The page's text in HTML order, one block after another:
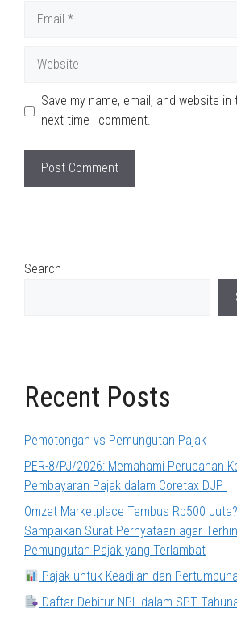
Save my name, email, and website
next time I comment.
Search
Recent Posts
Pemotongan vs Pemungutan Pajak
PER-8/PJ/2026: Memahami Perubahan
Pembayaran Pajak dalam Coretax DJP
Omzet Marketplace Tembus Rp500
Sampaikan Surat Pernyataan agar
Pemungutan Pajak yang Terlambat
Pajak untuk Keadilan dan
Daftar Debitur NPL dalam SPT